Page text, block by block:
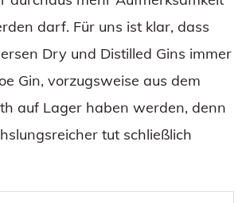
darf. Für uns ist klar, dass
Dry und Distilled Gins immer
Gin, vorzugsweise aus dem
auf Lager haben werden, denn
tut schließlich